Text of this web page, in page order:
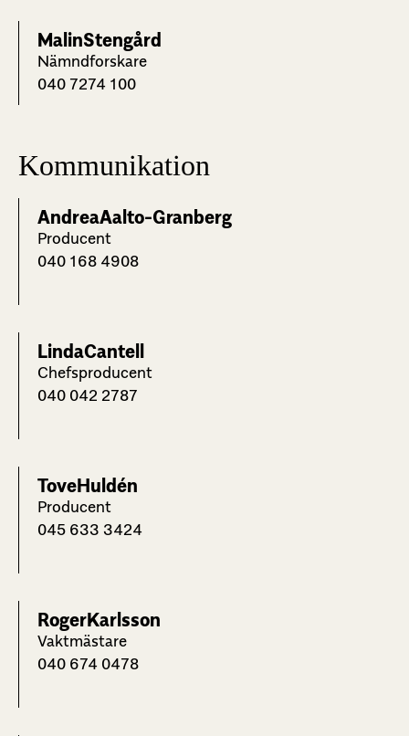
MalinStengård
Nämndforskare
040 7274 100
Kommunikation
AndreaAalto-Granberg
Producent
040 168 4908
LindaCantell
Chefsproducent
040 042 2787
ToveHuldén
Producent
045 633 3424
RogerKarlsson
Vaktmästare
040 674 0478